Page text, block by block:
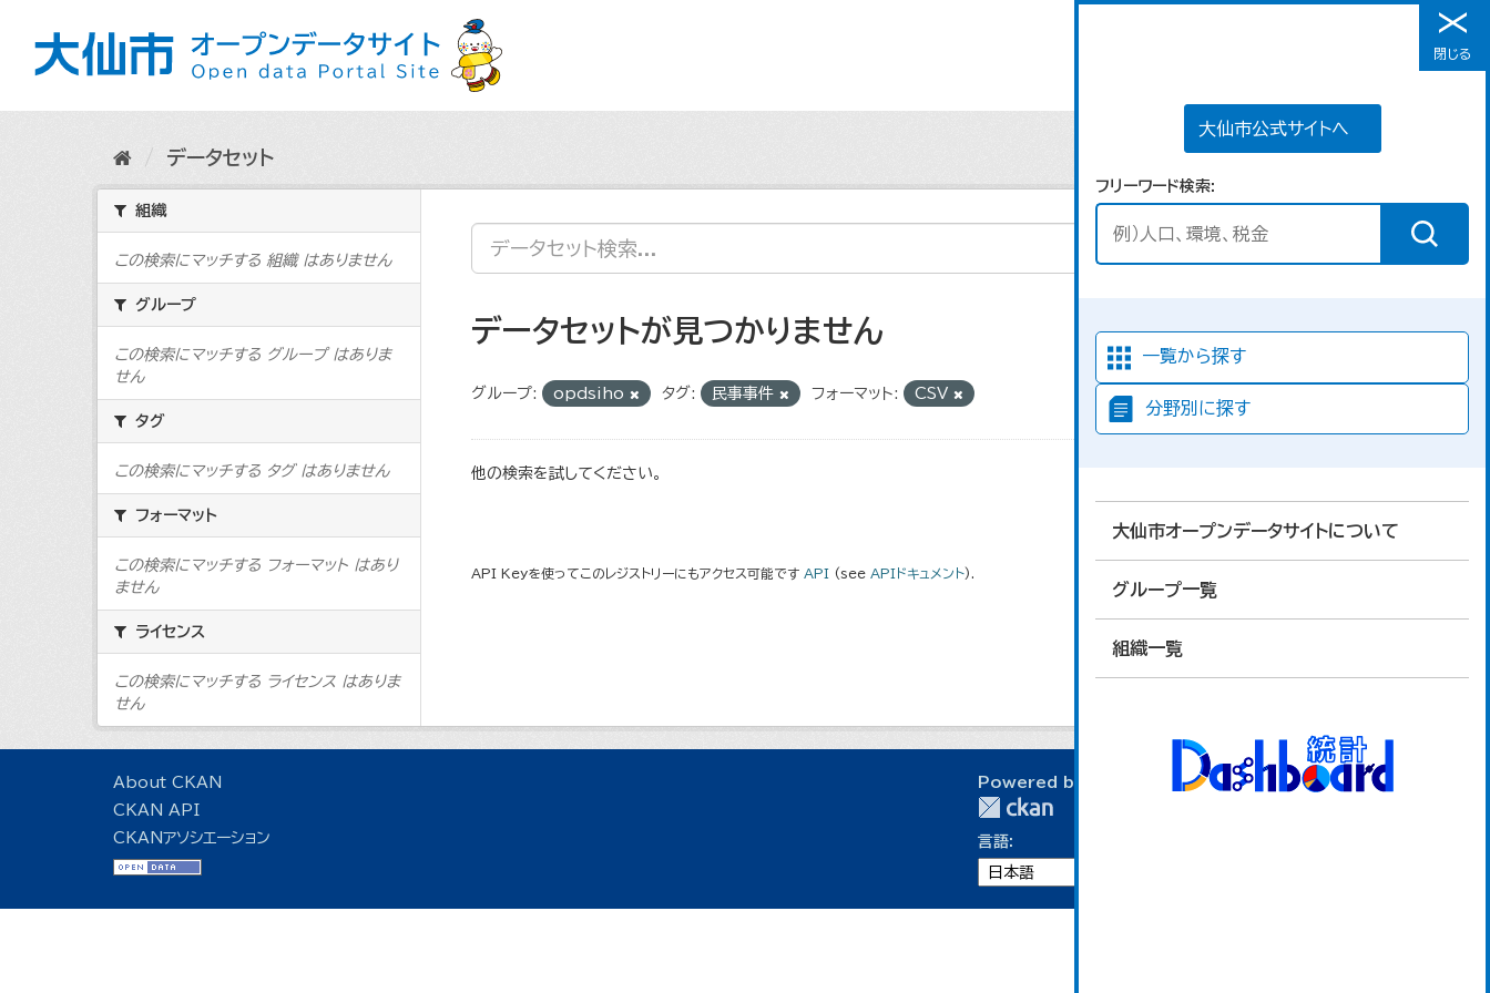
メニュー
大仙市公式サイトへ
フリーワード検索
一覧から探す
分野別に探す
大仙市オープンデータサイトについて
グループ一覧
組織一覧
閉じる
データセット
組織
この検索にマッチする 組織 はありません
グループ
この検索にマッチする グループ はありま
せん
タグ
この検索にマッチする タグ はありません
フォーマット
この検索にマッチする フォーマット はあり
ません
ライセンス
この検索にマッチする ライセンス はありま
せん
データセットが見つかりません
グループ: opdsiho タグ: 民事事件 フォーマット: CSV
他の検索を試してください。
API Keyを使ってこのレジストリーにもアクセス可能です API (see APIドキュメント).
About CKAN
CKAN API
CKANアソシエーション
Powered by
言語